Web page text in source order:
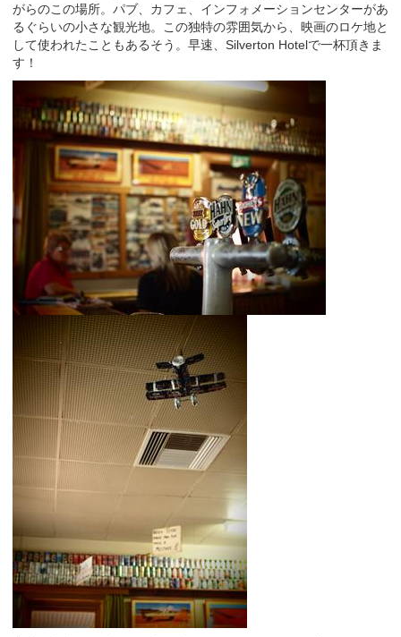
がらのこの場所。パブ、カフェ、インフォメーションセンターがあ
るぐらいの小さな観光地。この独特の雰囲気から、映画のロケ地と
して使われたこともあるそう。早速、Silverton Hotelで一杯頂きま
す！